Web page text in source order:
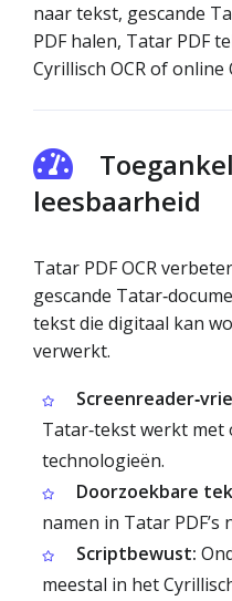
naar tekst, gescande
PDF halen, Tatar PDF
Cyrillisch OCR of online
leesbaarheid
Tatar PDF OCR
gescande
tekst die digitaal kan
verwerkt.
Tatar‑tekst werkt met
technologieën.
Doorzoekbare
namen in Tatar PDF’s
Scriptbewust:
meestal in het